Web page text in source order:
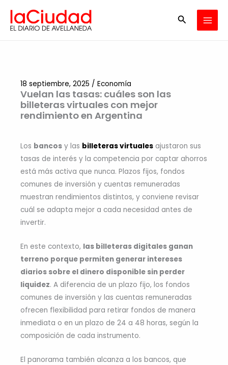
contenido
Buscar
Vuelan las tasas: cuáles son las
billeteras virtuales con mejor
rendimiento en Argentina
18 septiembre, 2025 / Economía
Los bancos y las billeteras virtuales ajustaron sus
tasas de interés y la competencia por captar ahorros
está más activa que nunca. Plazos fijos, fondos
comunes de inversión y cuentas remuneradas
muestran rendimientos distintos, y conviene revisar
cuál se adapta mejor a cada necesidad antes de
invertir.
En este contexto, las billeteras digitales ganan
terreno porque permiten generar intereses
diarios sobre el dinero disponible sin perder
liquidez. A diferencia de un plazo fijo, los fondos
comunes de inversión y las cuentas remuneradas
ofrecen flexibilidad para retirar fondos de manera
inmediata o en un plazo de 24 a 48 horas, según la
composición de cada instrumento.
El panorama también alcanza a los bancos, que